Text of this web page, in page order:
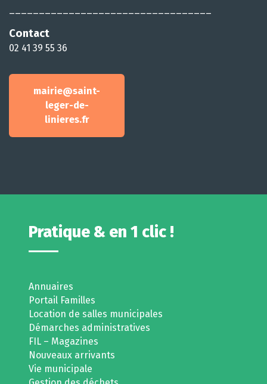
Contact
02 41 39 55 36
mairie@saint-
leger-de-
linieres.fr
Pratique & en 1 clic !
Annuaires
Portail Familles
Location de salles municipales
Démarches administratives
FIL – Magazines
Nouveaux arrivants
Vie municipale